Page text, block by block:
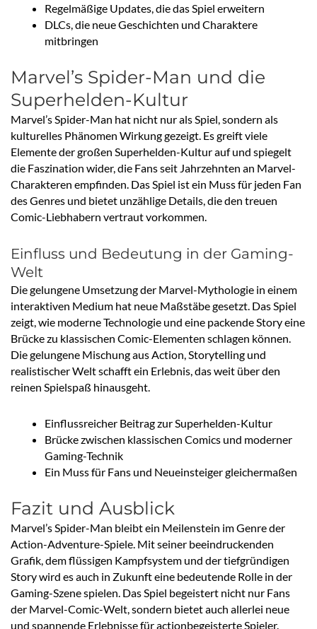
Regelmäßige Updates, die das Spiel erweitern
DLCs, die neue Geschichten und Charaktere
mitbringen
Marvel’s Spider-Man und die
Superhelden-Kultur
Marvel’s Spider-Man hat nicht nur als Spiel, sondern als
kulturelles Phänomen Wirkung gezeigt. Es greift viele
Elemente der großen Superhelden-Kultur auf und spiegelt
die Faszination wider, die Fans seit Jahrzehnten an Marvel-
Charakteren empfinden. Das Spiel ist ein Muss für jeden Fan
des Genres und bietet unzählige Details, die den treuen
Comic-Liebhabern vertraut vorkommen.
Einfluss und Bedeutung in der Gaming-
Welt
Die gelungene Umsetzung der Marvel-Mythologie in einem
interaktiven Medium hat neue Maßstäbe gesetzt. Das Spiel
zeigt, wie moderne Technologie und eine packende Story eine
Brücke zu klassischen Comic-Elementen schlagen können.
Die gelungene Mischung aus Action, Storytelling und
realistischer Welt schafft ein Erlebnis, das weit über den
reinen Spielspaß hinausgeht.
Einflussreicher Beitrag zur Superhelden-Kultur
Brücke zwischen klassischen Comics und moderner
Gaming-Technik
Ein Muss für Fans und Neueinsteiger gleichermaßen
Fazit und Ausblick
Marvel’s Spider-Man bleibt ein Meilenstein im Genre der
Action-Adventure-Spiele. Mit seiner beeindruckenden
Grafik, dem flüssigen Kampfsystem und der tiefgründigen
Story wird es auch in Zukunft eine bedeutende Rolle in der
Gaming-Szene spielen. Das Spiel begeistert nicht nur Fans
der Marvel-Comic-Welt, sondern bietet auch allerlei neue
und spannende Erlebnisse für actionbegeisterte Spieler.